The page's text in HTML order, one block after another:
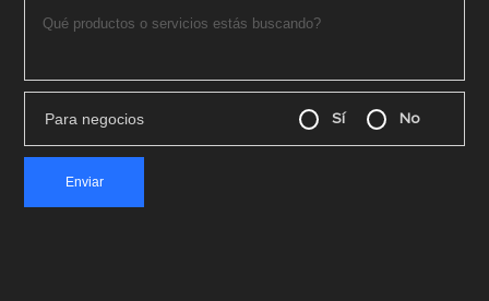
Para negocios Sí No